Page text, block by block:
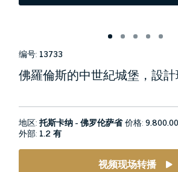
编号: 13733
佛羅倫斯的中世紀城堡，設
地区:托斯卡纳 - 佛罗伦萨省价格:
外部: 1.2 有
视频现场转播